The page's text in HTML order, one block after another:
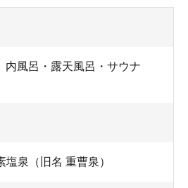
風呂・露天風呂・サウナ
泉（旧名 重曹泉）